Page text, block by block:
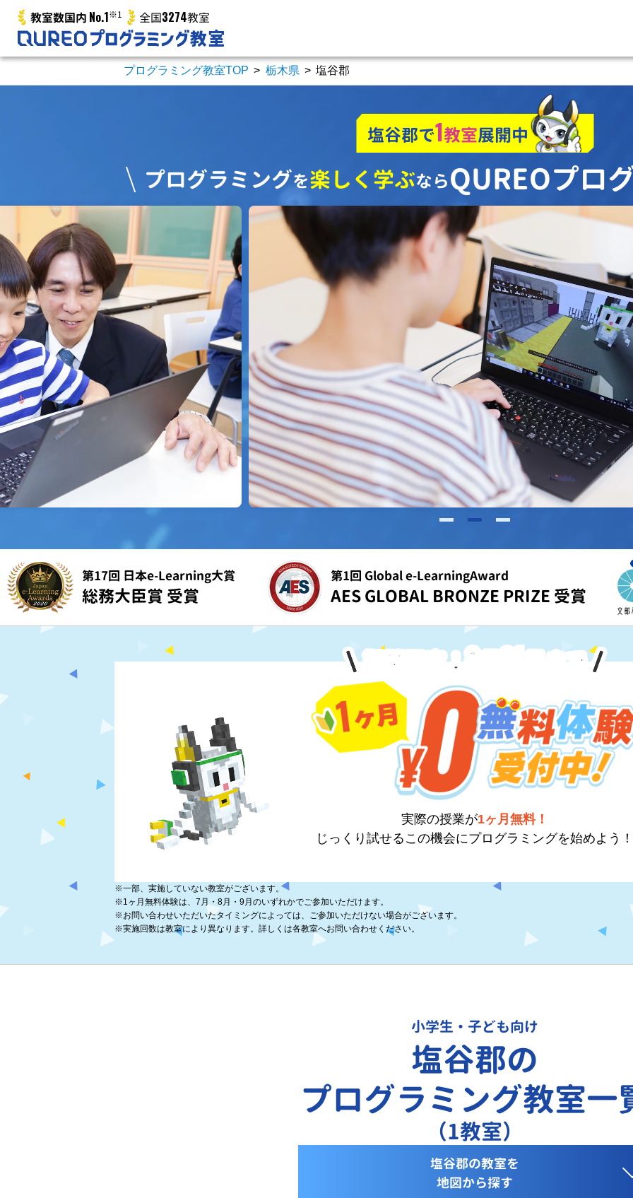
教室数国内 No.1※1 全国3274教室
プログラミング教室TOP > 栃木県 > 塩谷郡
塩谷郡で1教室展開中
プログラミングを楽しく学ぶならQUREOプロ
第17回 日本e-Learning大賞
総務大臣賞 受賞
第1回 Global e-LearningAward
AES GLOBAL BRONZE PRIZE 受賞
期間限定！8 31 まで
実際の授業が1ヶ月無料！
じっくり試せるこの機会にプログラミングを始めよう！
※一部、実施していない教室がございます。
※1ヶ月無料体験は、7月・8月・9月のいずれかでご参加いただけます。
※お問い合わせいただいたタイミングによっては、ご参加いただけない場合がございます。
※実施回数は教室により異なります。詳しくは各教室へお問い合わせください。
小学生・子ども向け
塩谷郡の
プログラミング教室一
（1教室）
塩谷郡の教室を
地図から探す